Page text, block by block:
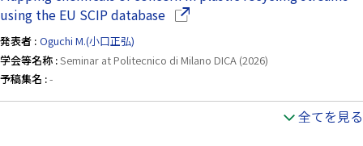
using the EU SCIP database（別ウインドウで開きます）
発表者 : Oguchi M.(小口正弘)
学会等名称 :Seminar at Politecnico di Milano DICA (2026)
予稿集名 :-
全てを見る